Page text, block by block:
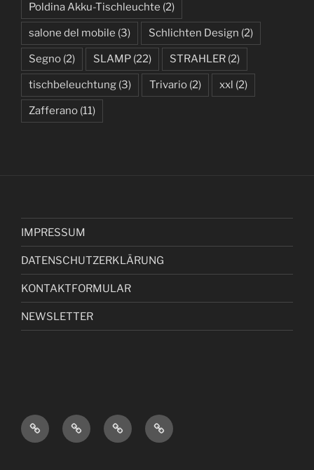
Poldina Akku-Tischleuchte (2)
salone del mobile (3) Schlichten Design (2)
Segno (2) SLAMP (22) STRAHLER (2)
tischbeleuchtung (3) Trivario (2) xxl (2)
Zafferano (11)
IMPRESSUM
DATENSCHUTZERKLÄRUNG
KONTAKTFORMULAR
NEWSLETTER
I
M
D
A
K
O
N
E